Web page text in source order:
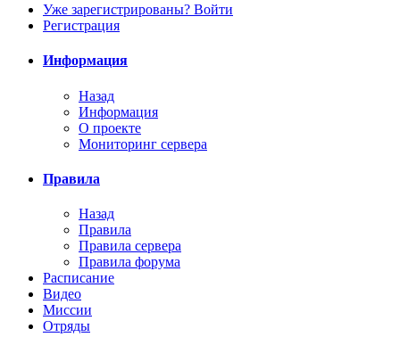
Уже зарегистрированы? Войти
Регистрация
Информация
Назад
Информация
О проекте
Мониторинг сервера
Правила
Назад
Правила
Правила сервера
Правила форума
Расписание
Видео
Миссии
Отряды